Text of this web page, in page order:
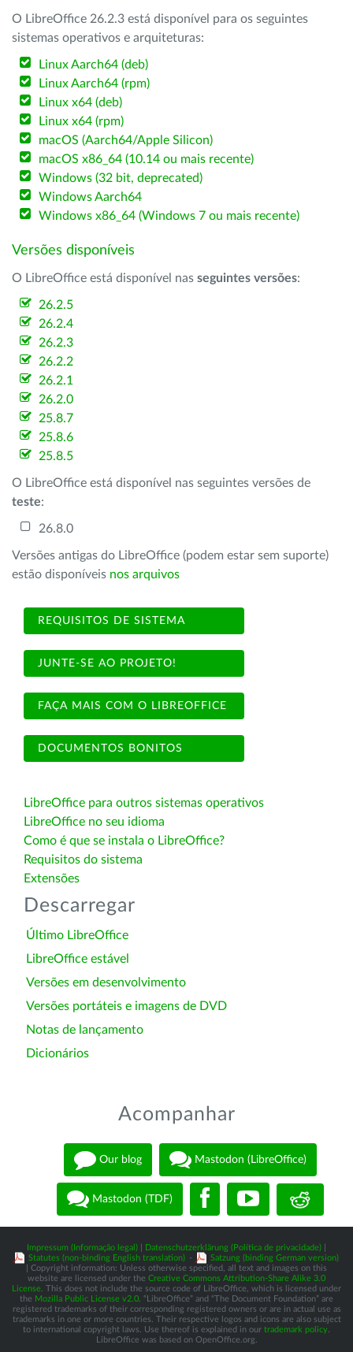
O LibreOffice 26.2.3 está disponível para os seguintes
sistemas operativos e arquiteturas:
Linux Aarch64 (deb)
Linux Aarch64 (rpm)
Linux x64 (deb)
Linux x64 (rpm)
macOS (Aarch64/Apple Silicon)
macOS x86_64 (10.14 ou mais recente)
Windows (32 bit, deprecated)
Windows Aarch64
Windows x86_64 (Windows 7 ou mais recente)
Versões disponíveis
O LibreOffice está disponível nas seguintes versões:
26.2.5
26.2.4
26.2.3
26.2.2
26.2.1
26.2.0
25.8.7
25.8.6
25.8.5
O LibreOffice está disponível nas seguintes versões de
teste:
26.8.0
Versões antigas do LibreOffice (podem estar sem suporte)
estão disponíveis nos arquivos
REQUISITOS DE SISTEMA
JUNTE-SE AO PROJETO!
FAÇA MAIS COM O LIBREOFFICE
DOCUMENTOS BONITOS
LibreOffice para outros sistemas operativos
LibreOffice no seu idioma
Como é que se instala o LibreOffice?
Requisitos do sistema
Extensões
Descarregar
Último LibreOffice
LibreOffice estável
Versões em desenvolvimento
Versões portáteis e imagens de DVD
Notas de lançamento
Dicionários
Acompanhar
Our blog Mastodon (LibreOffice)
Mastodon (TDF)
Impressum (Informação legal) Datenschutzerklärung (Política de privacidade)
Statutes (non-binding English translation) -
Satzung (binding German version)
| Copyright information: Unless otherwise specified, all text and images on this
website are licensed under the Creative Commons Attribution-Share Alike 3.0
License . This does not include the source code of LibreOffice, which is licensed under
the Mozilla Public License v2.0 . “LibreOffice” and “The Document Foundation” are
registered trademarks of their corresponding registered owners or are in actual use as
trademarks in one or more countries. Their respective logos and icons are also subject
to international copyright laws. Use thereof is explained in our trademark policy
LibreOffice was based on OpenOffice.org.